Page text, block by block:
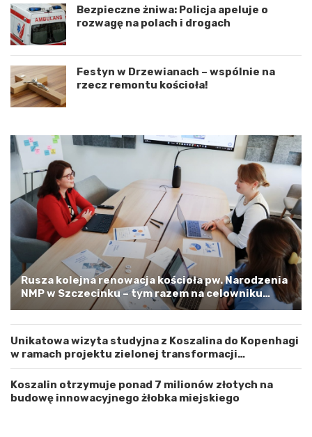
o
w
o
j
u
m
i
d
z
y
W
j
ó
d
t
a
c
h
o
d
e
p
o
d
K
o
s
z
l
i
n
e
–
e
l
o
ż
n
o
ś
ć
Bezpieczne żniwa: Policja apeluje o
rozwagę na polach i drogach
Festyn w Drzewianach – wspólnie na
rzecz remontu kościoła!
Rusza kolejna renowacja kościoła pw. Narodzenia
NMP w Szczecinku – tym razem na celowniku
zachodnia elewacja i główne wejście
Unikatowa wizyta studyjna z Koszalina do Kopenhagi
w ramach projektu zielonej transformacji
energetycznej
Koszalin otrzymuje ponad 7 milionów złotych na
budowę innowacyjnego żłobka miejskiego